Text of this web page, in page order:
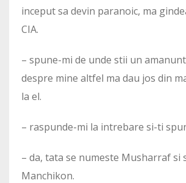
inceput sa devin paranoic, ma
CIA.
– spune-mi de unde stii un
despre mine altfel ma dau jos din
la el.
– raspunde-mi la intrebare si-ti
– da, tata se numeste Musharraf si
Manchikon.